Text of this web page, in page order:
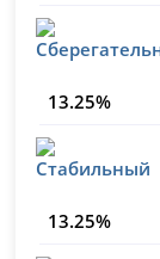
13.25%
13.25%